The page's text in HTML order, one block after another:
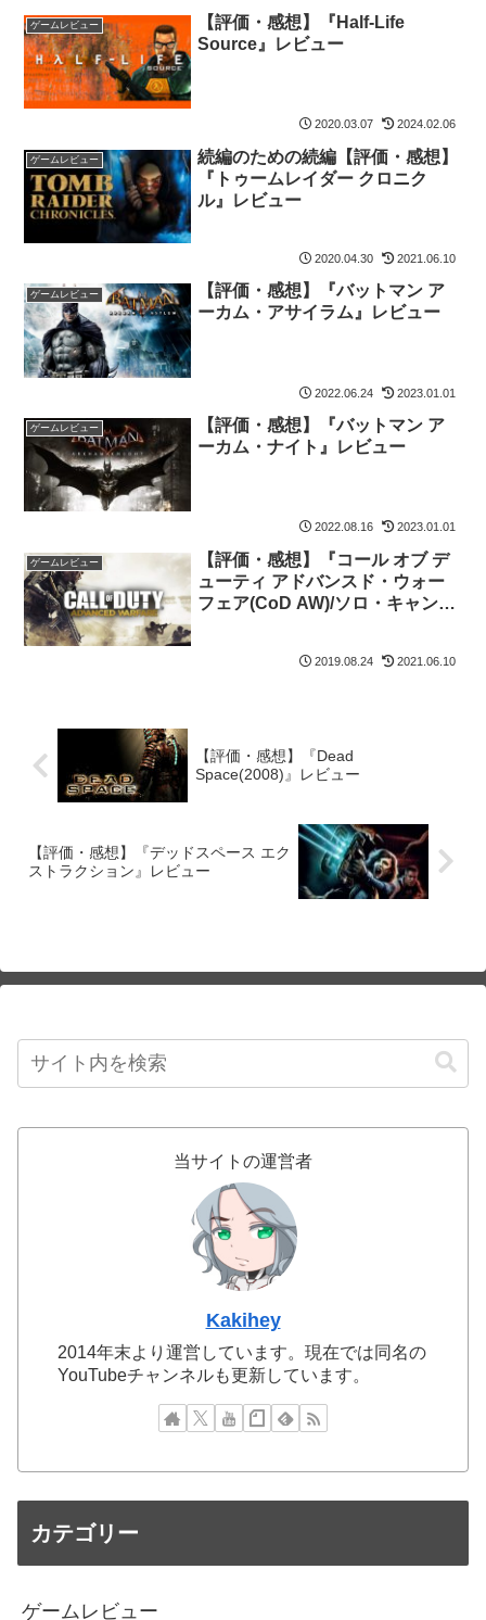
ゲームレビュー
【評価・感想】『Half-Life
Source』レビュー
2020.03.07 2024.02.06
ゲームレビュー
続編のための続編【評価・感想】
『トゥームレイダー クロニク
ル』レビュー
2020.04.30 2021.06.10
ゲームレビュー
【評価・感想】『バットマン ア
ーカム・アサイラム』レビュー
2022.06.24 2023.01.01
ゲームレビュー
【評価・感想】『バットマン ア
ーカム・ナイト』レビュー
2022.08.16 2023.01.01
ゲームレビュー
【評価・感想】『コール オブ デ
ューティ アドバンスド・ウォー
フェア(CoD AW)/ソロ・キャンペ
2019.08.24 2021.06.10
【評価・感想】『Dead
Space(2008)』レビュー
【評価・感想】『デッドスペース エク
ストラクション』レビュー
当サイトの運営者
Kakihey
2014年末より運営しています。現在では同名の
YouTubeチャンネルも更新しています。
カテゴリー
ゲームレビュー